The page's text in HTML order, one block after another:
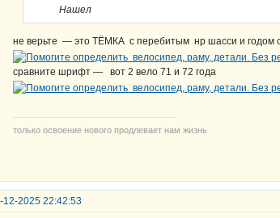
Нашел
не верьте — это ТЁМКА с перебитым нр шасси и годом
сравните шрифт — вот 2 вело 71 и 72 года
только освоение нового продлевает нам жизнь
12-2025 22:42:53